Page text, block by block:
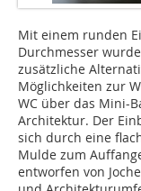
Mit einem runden
Durchmesser
zusätzliche
Möglichkeiten zur
WC über das Mini-
Architektur. Der
sich durch eine
Mulde zum
entworfen von